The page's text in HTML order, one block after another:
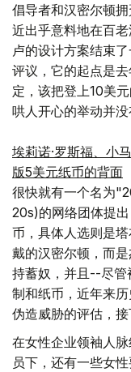
倡导者和汉密尔顿
近出乎意料地在百老
卢的设计方案结束
评议，它的起点是
定，该把登上10美
哄人开心的举动并没
埃莉诺·罗斯福、小
版5美元纸币的背面
很快就有一个名为
20s)的网络团体提
币，具体人选则是
戴的汉密尔顿，而
持蓄奴，并且--尽
制和纸币，近年来
伪造威胁的评估，接
在女性企业领袖人
员下，还有一些女